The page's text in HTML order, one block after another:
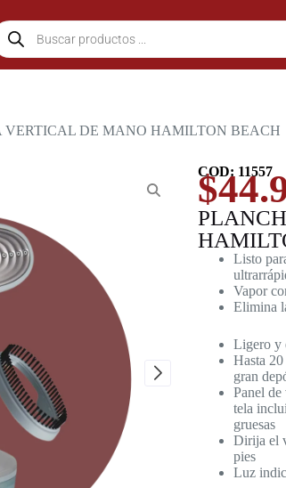
VERTICAL DE MANO HAMILTON BEACH
COD: 11557
$
Listo
Vapor
Elimina
Ligero y
Hasta
gran
Panel
tela
gruesas
Dirija el
pies
Luz